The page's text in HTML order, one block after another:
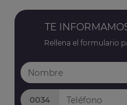
TE
Rellena el formulario
0034